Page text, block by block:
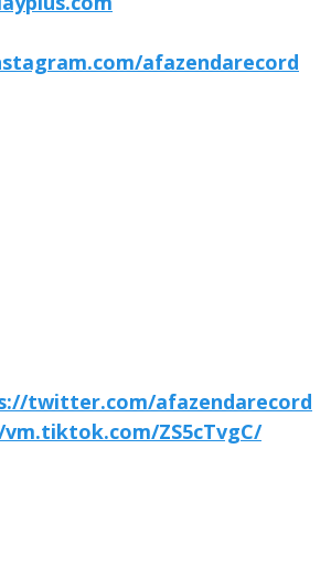
afazendarecord
twitter.com/afazendarecord
ZS5cTvgC/